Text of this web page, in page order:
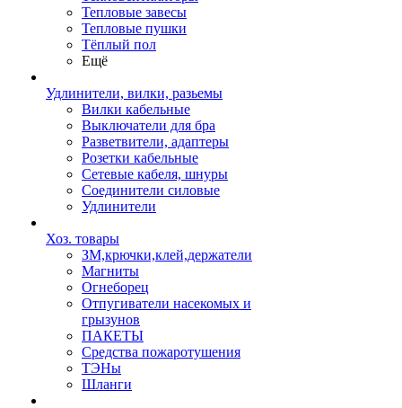
Тепловые завесы
Тепловые пушки
Тёплый пол
Ещё
Удлинители, вилки, разьемы
Вилки кабельные
Выключатели для бра
Разветвители, адаптеры
Розетки кабельные
Сетевые кабеля, шнуры
Соединители силовые
Удлинители
Хоз. товары
ЗМ,крючки,клей,держатели
Магниты
Огнеборец
Отпугиватели насекомых и
грызунов
ПАКЕТЫ
Средства пожаротушения
ТЭНы
Шланги